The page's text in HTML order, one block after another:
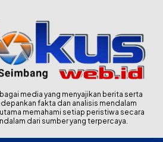
media yang menyajikan berita serta
fakta dan analisis mendalam
memahami setiap peristiwa secara
dari sumber yang terpercaya.